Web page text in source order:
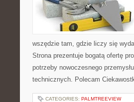
wszędzie tam, gdzie liczy się
Strona prezentuje bogatą ofertę
potrzeby nowoczesnego
technicznych. Polecam
CATEGORIES: PALMTREEVIEW